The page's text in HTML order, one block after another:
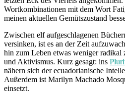
Wortkombinationen mit dem Wort
meinen aktuellen Gemütszustand
Zwischen elf aufgeschlagenen
versinken, ist es an der Zeit
hin zum Leben etwas weniger radikal
und Aktivismus. Kurz gesagt: ins
nähern sich der ecuadorianische
Außerdem ist Marilyn Machado
einsetzt.